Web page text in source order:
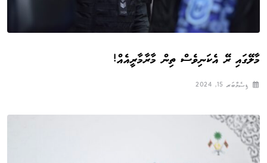
މާލޭގައި ރޭ އެކަނިވެސް ތިން މާރާމާރީއެއް!
ޑިސެމްބަރ 15, 2024